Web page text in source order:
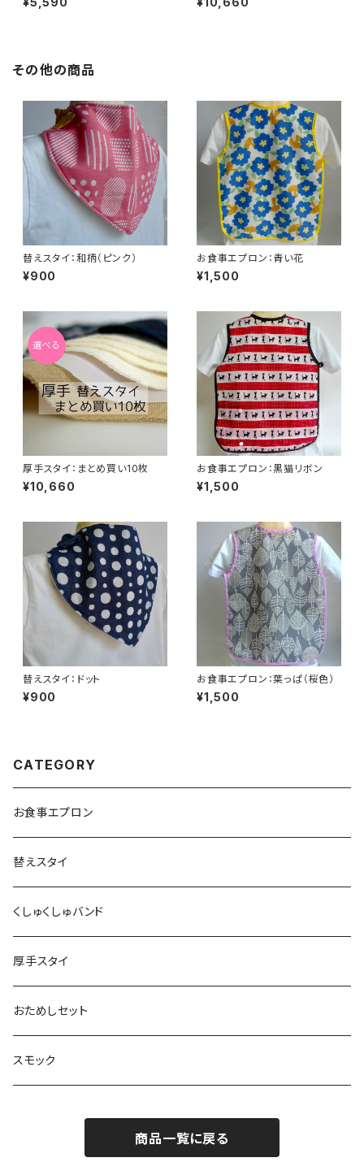
その他の商品
替えスタイ：和柄（ピンク）
¥900
お食事エプロン：青い花
¥1,500
厚手スタイ：まとめ買い10枚
¥10,660
お食事エプロン：黒猫リボン
¥1,500
替えスタイ：ドット
¥900
お食事エプロン：葉っぱ（桜色）
¥1,500
CATEGORY
お食事エプロン
替えスタイ
くしゅくしゅバンド
厚手スタイ
おためしセット
スモック
商品一覧に戻る